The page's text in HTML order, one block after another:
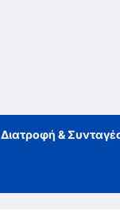
Διατροφή &